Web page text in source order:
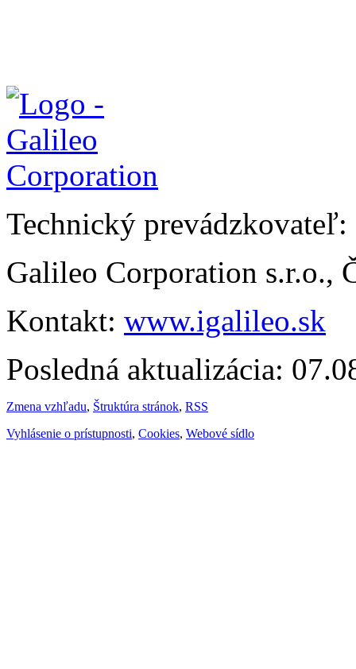
Technický prevádzkovateľ:
Galileo Corporation s.r.o.,
Kontakt: www.igalileo.sk
Posledná aktualizácia:
Zmena vzhľadu, Štruktúra stránok, RSS
Vyhlásenie o prístupnosti, Cookies, Webové sídlo